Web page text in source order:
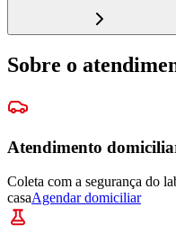
Sobre o
Atendimento
Coleta com a segurança do
casaAgendar domiciliar